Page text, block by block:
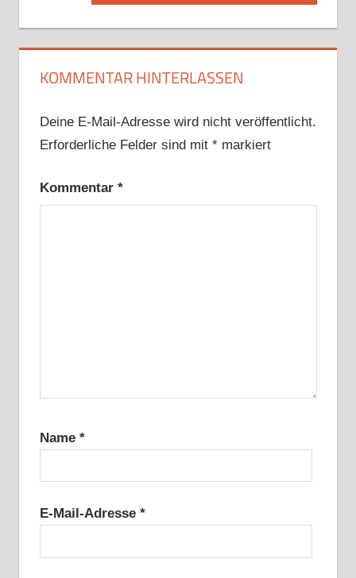
KOMMENTAR HINTERLASSEN
Deine E-Mail-Adresse wird nicht veröffentlicht.
Erforderliche Felder sind mit *markiert
Kommentar *
Name *
E-Mail-Adresse *